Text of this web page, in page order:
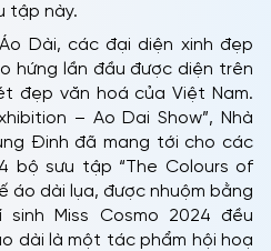
TÁC
FAQ
tập này.
Dài, các đại diện xinh đẹp
hứng lần đầu được diện trên
đẹp văn hoá của Việt Nam.
– Ao Dai Show”, Nhà
Đinh đã mang tới cho các
bộ sưu tập “The Colours of
áo dài lụa, được nhuộm bằng
Miss Cosmo 2024 đều
dài là một tác phẩm hội hoạ